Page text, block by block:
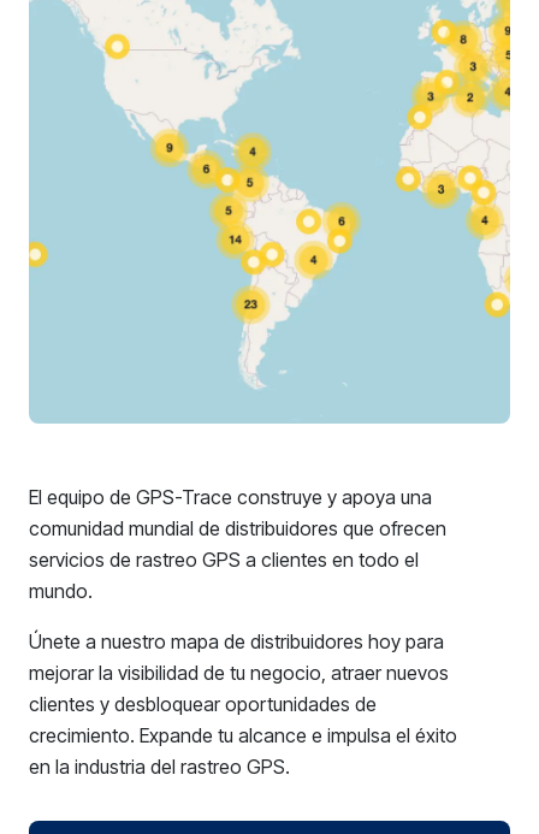
El equipo de GPS-Trace construye y apoya una
comunidad mundial de distribuidores que ofrecen
servicios de rastreo GPS a clientes en todo el
mundo.
Únete a nuestro mapa de distribuidores hoy para
mejorar la visibilidad de tu negocio, atraer nuevos
clientes y desbloquear oportunidades de
crecimiento. Expande tu alcance e impulsa el éxito
en la industria del rastreo GPS.